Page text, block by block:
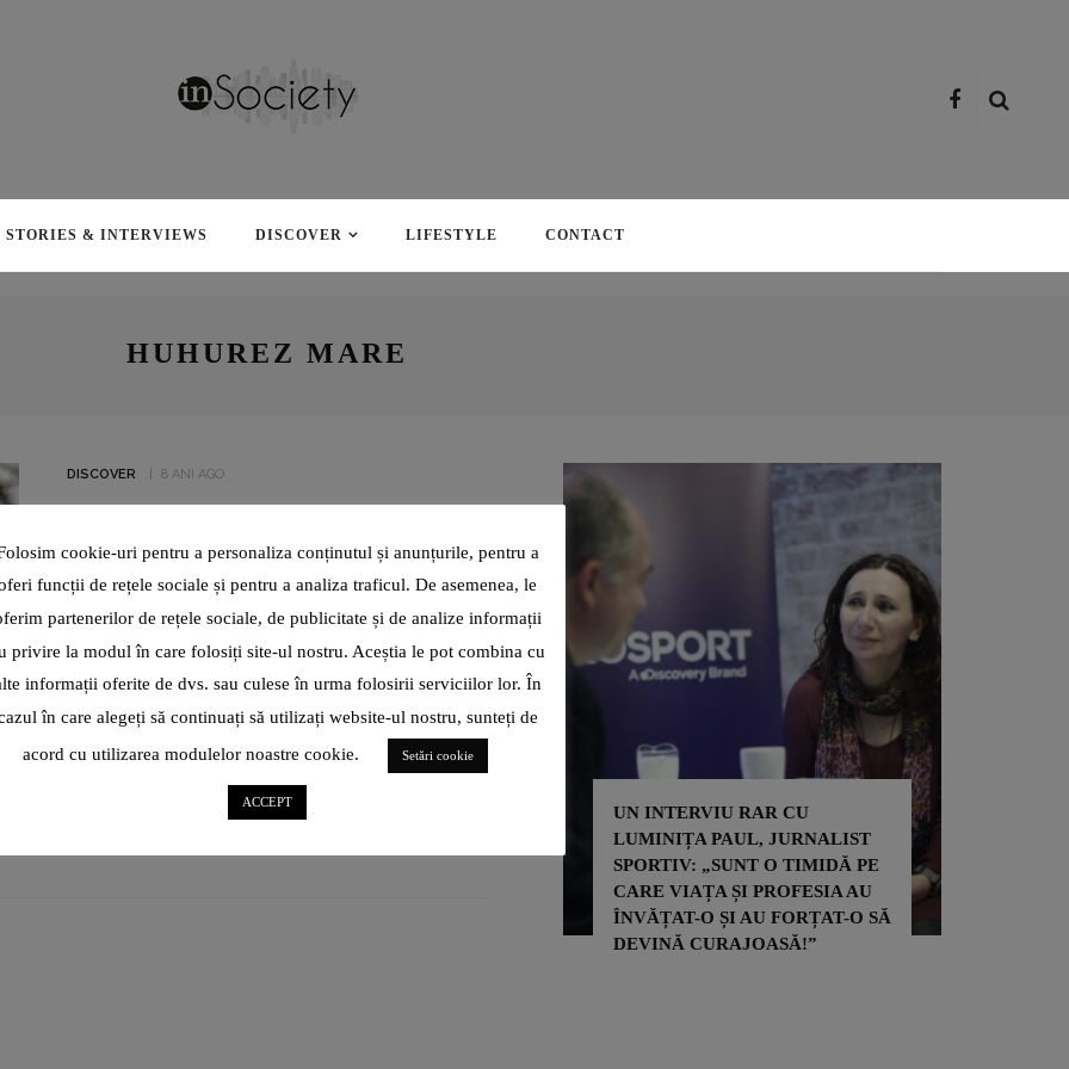
STORIES & INTERVIEWS DISCOVER LIFESTYLE CONTACT
HUHUREZ MARE
DISCOVER 8 ANI AGO
DOBROVĂȚ: HUHUREZUL MARE,
PRIN OBIECTIVUL FOTOGRAFULUI
EMIL IONESCU
La începutul săptămânii, Regia Națională a Pădurilor-
Romsilva a publicat pe pagina de Facebook o serie de
fotografii absolut fascinante,
ROXANA BRĂNIȘTEANU: „ÎN
UN INTERVIU RAR CU
LUMINIȚA PAUL, JURNALIST
SPORTIV: „SUNT O TIMIDĂ PE
CARE VIAȚA ȘI PROFESIA AU
ÎNVĂȚAT-O ȘI AU FORȚAT-O SĂ
DEVINĂ CURAJOASĂ!”
ADRIAN ȘOVEA FACE
PRIN SPORT: ALEARGĂ
PENTRU CAUZE SOCIALE
PENTRU A ÎMPLINI
cookie-uri pentru a personaliza conținutul și anunțurile, pentru a
funcții de rețele sociale și pentru a analiza traficul. De asemenea, le
partenerilor de rețele sociale, de publicitate și de analize informații
privire la modul în care folosiți site-ul nostru. Aceștia le pot combina cu
informații oferite de dvs. sau culese în urma folosirii serviciilor lor. În
în care alegeți să continuați să utilizați website-ul nostru, sunteți de
acord cu utilizarea modulelor noastre cookie.
Setări cookie
ACCEPT